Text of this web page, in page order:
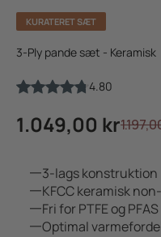
KURATERET SÆT
3-Ply pande sæt - Keramisk
4.80
Salgspris
1.049,00 kr
3-lags konstruktion
KFCC keramisk
Fri for PTFE og PFAS
Optimal